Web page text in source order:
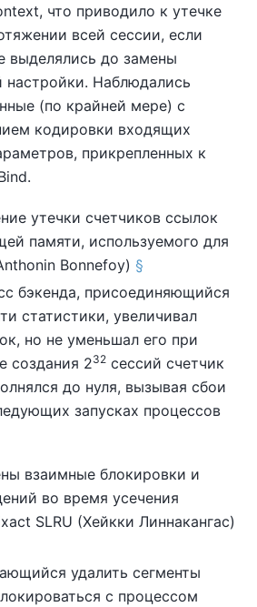
что приводило к утечке
всей сессии, если
выделялись до замены
настройки. Наблюдались
(по крайней мере) с
кодировки входящих
прикрепленных к
утечки счетчиков ссылок
памяти, используемого для
Bonnefoy) §
бэкенда, присоединяющийся
статистики, увеличивал
но не уменьшал его при
создания 232 сессий счетчик
до нуля, вызывая сбои
запусках процессов
взаимные блокировки и
во время усечения
SLRU (Хейкки Линнакангас)
удалить сегменты
с процессом